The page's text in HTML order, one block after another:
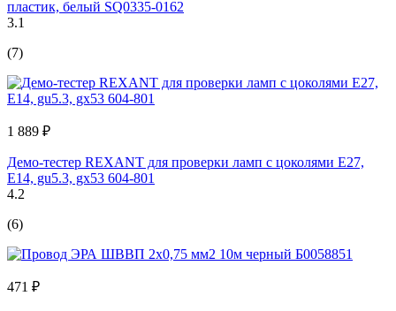
пластик, белый SQ0335-0162
3.1
(7)
1 889 ₽
Демо-тестер REXANT для проверки ламп с цоколями Е27,
Е14, gu5.3, gx53 604-801
4.2
(6)
471 ₽